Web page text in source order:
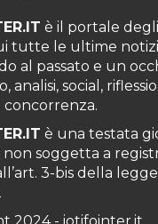
è il portale
tutte le ultime
al passato e un
analisi, social,
è una testata
soggetta a
3-bis della legge